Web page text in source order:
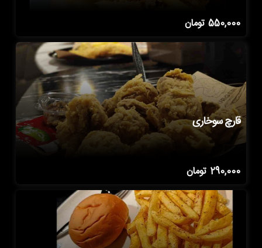
550,000 تومان
قارچ سوخاری
290,000 تومان